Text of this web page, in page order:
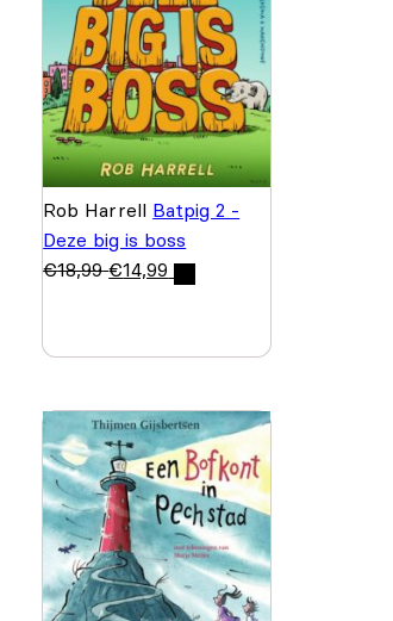
Rob Harrell Batpig 2 -
Deze big is boss
€18,99 €14,99